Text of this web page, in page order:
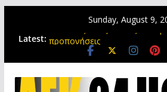
Sunday, August 9,
Latest: Ο Βιτάλις έδειξε ποιος είναι
προπονήσεις
Νίκολιτς: Με αυτή την ομάδα
Τώρα φέρτε μας το Super Cup